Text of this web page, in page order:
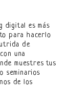
digital es más
para hacerlo
de
una
muestres tus
seminarios
de los